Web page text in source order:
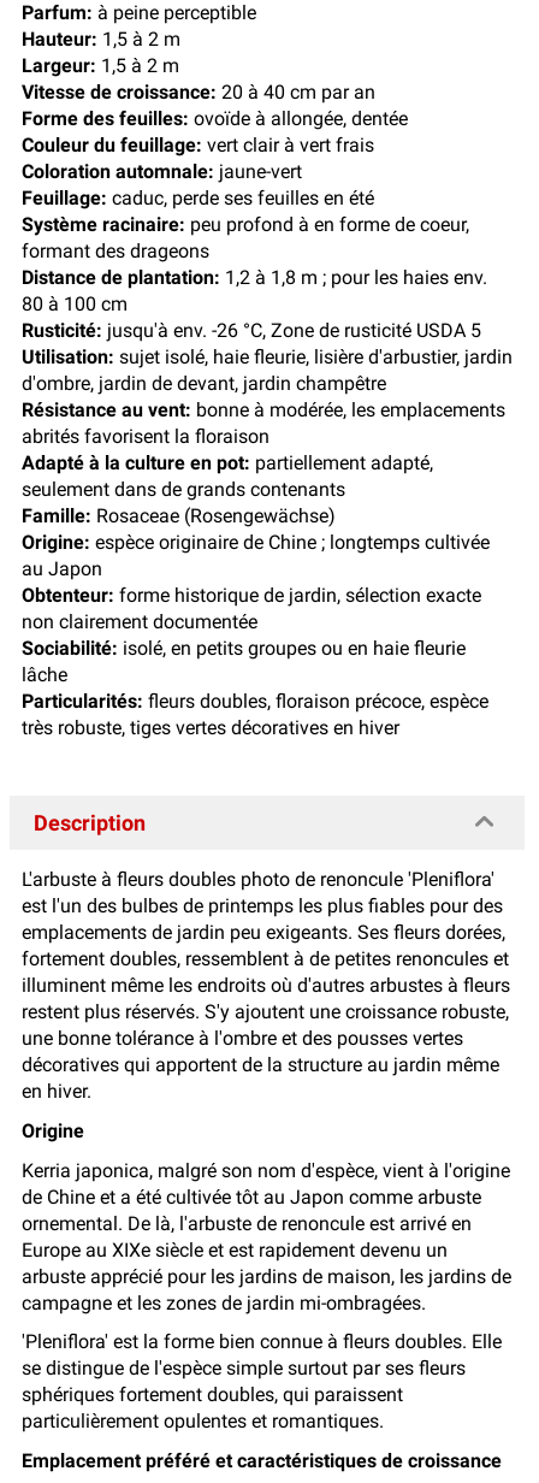
Parfum: à peine perceptible
Hauteur: 1,5 à 2 m
Largeur: 1,5 à 2 m
Vitesse de croissance: 20 à 40 cm par an
Forme des feuilles: ovoïde à allongée, dentée
Couleur du feuillage: vert clair à vert frais
Coloration automnale: jaune-vert
Feuillage: caduc, perde ses feuilles en été
Système racinaire: peu profond à en forme de coeur,
formant des drageons
Distance de plantation: 1,2 à 1,8 m ; pour les haies env.
80 à 100 cm
Rusticité: jusqu'à env. -26 °C, Zone de rusticité USDA 5
Utilisation: sujet isolé, haie fleurie, lisière d'arbustier, jardin
d'ombre, jardin de devant, jardin champêtre
Résistance au vent: bonne à modérée, les emplacements
abrités favorisent la floraison
Adapté à la culture en pot: partiellement adapté,
seulement dans de grands contenants
Famille: Rosaceae (Rosengewächse)
Origine: espèce originaire de Chine ; longtemps cultivée
au Japon
Obtenteur: forme historique de jardin, sélection exacte
non clairement documentée
Sociabilité: isolé, en petits groupes ou en haie fleurie
lâche
Particularités: fleurs doubles, floraison précoce, espèce
très robuste, tiges vertes décoratives en hiver
Description
L'arbuste à fleurs doubles photo de renoncule 'Pleniflora'
est l'un des bulbes de printemps les plus fiables pour des
emplacements de jardin peu exigeants. Ses fleurs dorées,
fortement doubles, ressemblent à de petites renoncules et
illuminent même les endroits où d'autres arbustes à fleurs
restent plus réservés. S'y ajoutent une croissance robuste,
une bonne tolérance à l'ombre et des pousses vertes
décoratives qui apportent de la structure au jardin même
en hiver.
Origine
Kerria japonica, malgré son nom d'espèce, vient à l'origine
de Chine et a été cultivée tôt au Japon comme arbuste
ornemental. De là, l'arbuste de renoncule est arrivé en
Europe au XIXe siècle et est rapidement devenu un
arbuste apprécié pour les jardins de maison, les jardins de
campagne et les zones de jardin mi-ombragées.
'Pleniflora' est la forme bien connue à fleurs doubles. Elle
se distingue de l'espèce simple surtout par ses fleurs
sphériques fortement doubles, qui paraissent
particulièrement opulentes et romantiques.
Emplacement préféré et caractéristiques de croissance